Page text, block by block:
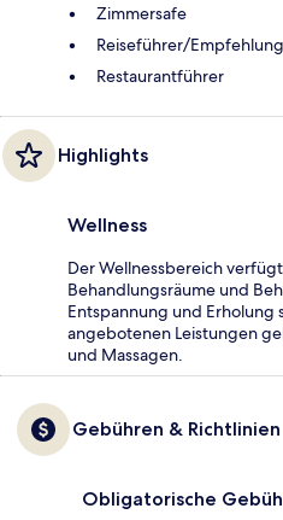
Zimmersafe
Reiseführer/
Restaurantführer
Highlights
Wellness
Der Wellnessbereich
Behandlungsräume und
Entspannung und
angebotenen Leistungen
und Massagen.
Gebühren & Richtlinien
Obligatorische